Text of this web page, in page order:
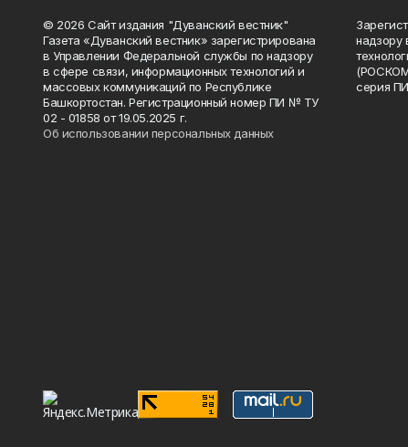
© 2026 Сайт издания "Дуванский вестник"
Газета «Дуванский вестник» зарегистрирована
в Управлении Федеральной службы по надзору
в сфере связи, информационных технологий и
массовых коммуникаций по Республике
Башкортостан. Регистрационный номер ПИ № ТУ
02 - 01858 от 19.05.2025 г.
Об использовании персональных данных
надзору
серия